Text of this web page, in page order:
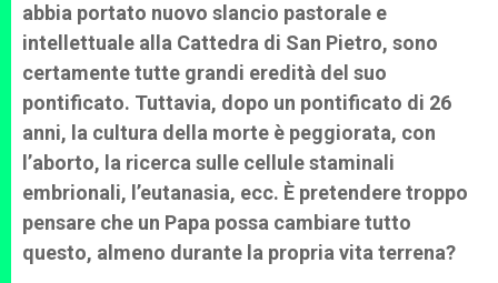
abbia portato nuovo slancio pastorale e
intellettuale alla Cattedra di San Pietro, sono
certamente tutte grandi eredità del suo
pontificato. Tuttavia, dopo un pontificato di 26
anni, la cultura della morte è peggiorata, con
l’aborto, la ricerca sulle cellule staminali
embrionali, l’eutanasia, ecc. È pretendere troppo
pensare che un Papa possa cambiare tutto
questo, almeno durante la propria vita terrena?